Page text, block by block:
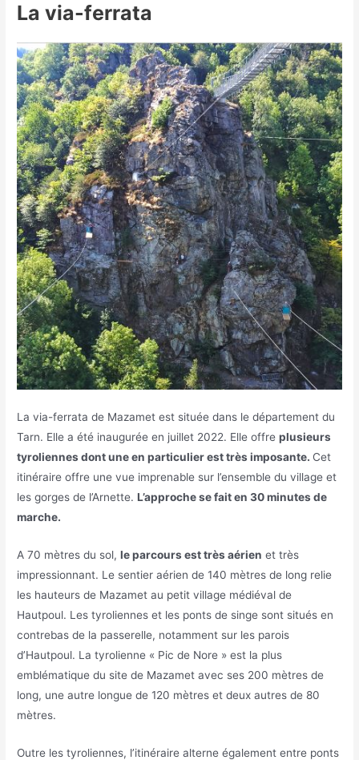
La via-ferrata
La via-ferrata de Mazamet est située dans le département du
Tarn. Elle a été inaugurée en juillet 2022. Elle offreplusieurs
tyroliennes dont une en particulier est très imposante. Cet
itinéraire offre une vue imprenable sur l’ensemble du village et
les gorges de l’Arnette.L’approche se fait en 30 minutes de
marche.
A 70 mètres du sol,le parcours est très aérien et très
impressionnant. Le sentier aérien de 140 mètres de long relie
les hauteurs de Mazamet au petit village médiéval de
Hautpoul. Les tyroliennes et les ponts de singe sont situés en
contrebas de la passerelle, notamment sur les parois
d’Hautpoul. La tyrolienne « Pic de Nore » est la plus
emblématique du site de Mazamet avec ses 200 mètres de
long, une autre longue de 120 mètres et deux autres de 80
mètres.
Outre les tyroliennes, l’itinéraire alterne également entre ponts